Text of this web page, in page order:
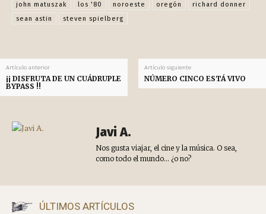
john matuszak
los '80 noroeste oregón
richard donner
sean astin
steven spielberg
Artículo anterior
¡¡ DISFRUTA DE UN CUÁDRUPLE
BYPASS !!
Artículo siguiente
NÚMERO CINCO ESTÁ VIVO
Javi A.
Nos gusta viajar, el cine y la música. O sea,
como todo el mundo... ¿o no?
ÚLTIMOS ARTÍCULOS